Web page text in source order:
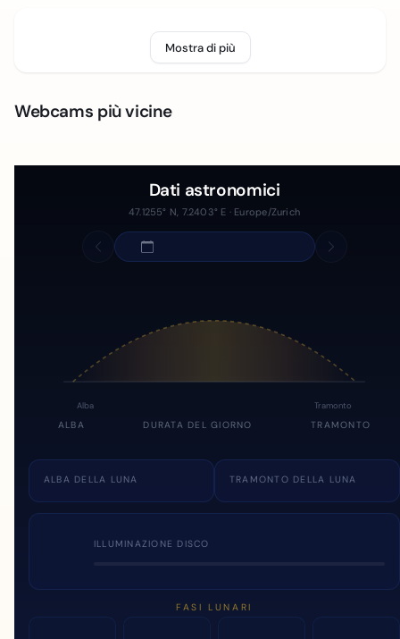
Mostra di più
Webcams più vicine
Dati astronomici
47.1255° N, 7.2403° E · Europe/Zurich
Alba Tramonto
ALBA DURATA DEL GIORNO TRAMONTO
ALBA DELLA LUNA TRAMONTO DELLA LUNA
ILLUMINAZIONE DISCO
FASI LUNARI